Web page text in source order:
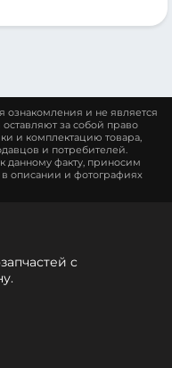
ознакомления и не является
за собой право
и комплектацию товара,
и потребителей.
данному факту, приносим
описании и фотографиях
c